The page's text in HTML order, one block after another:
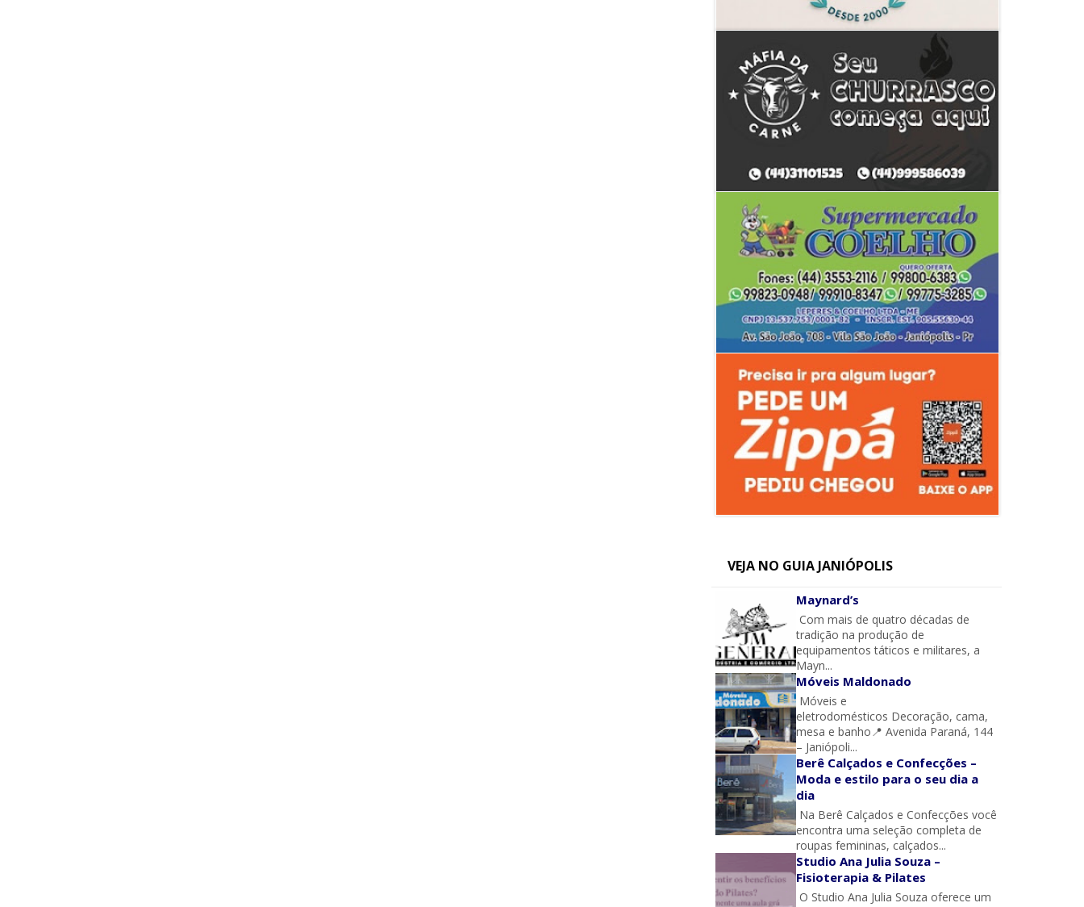
VEJA NO GUIA JANIÓPOLIS
Maynard’s
Com mais de quatro décadas de
tradição na produção de
equipamentos táticos e militares, a
Mayn...
Móveis Maldonado
Móveis e
eletrodomésticos Decoração, cama,
mesa e banho📍 Avenida Paraná, 144
– Janiópoli...
Berê Calçados e Confecções –
Moda e estilo para o seu dia a
dia
Na Berê Calçados e Confecções você
encontra uma seleção completa de
roupas femininas, calçados...
Studio Ana Julia Souza –
Fisioterapia & Pilates
O Studio Ana Julia Souza oferece um